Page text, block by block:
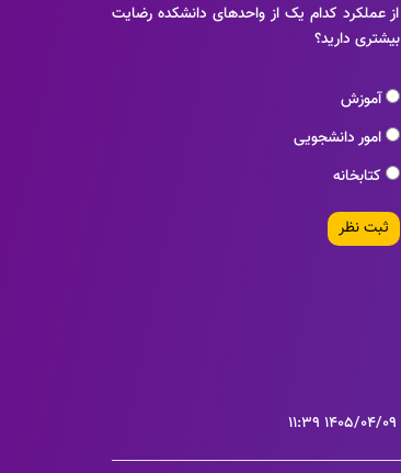
از عملکرد کدام یک از واحدهای دانشکده رضایت
بیشتری دارید؟
آموزش
امور دانشجویی
کتابخانه
ثبت نظر